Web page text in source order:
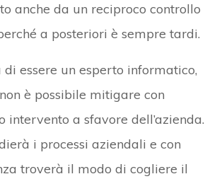
anche da un reciproco controllo
a posteriori è sempre tardi.
di essere un esperto informatico,
è possibile mitigare con
intervento a sfavore dell’azienda.
i processi aziendali e con
troverà il modo di cogliere il